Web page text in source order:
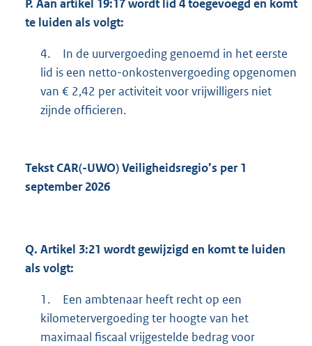
P. Aan artikel 19:17 wordt lid 4 toegevoegd en komt
te luiden als volgt:
4.
In de uurvergoeding genoemd in het eerste
lid is een netto-onkostenvergoeding opgenomen
van € 2,42 per activiteit voor vrijwilligers niet
zijnde officieren.
Tekst CAR(-UWO) Veiligheidsregio’s per 1
september 2026
Q. Artikel 3:21 wordt gewijzigd en komt te luiden
als volgt:
1.
Een ambtenaar heeft recht op een
kilometervergoeding ter hoogte van het
maximaal fiscaal vrijgestelde bedrag voor